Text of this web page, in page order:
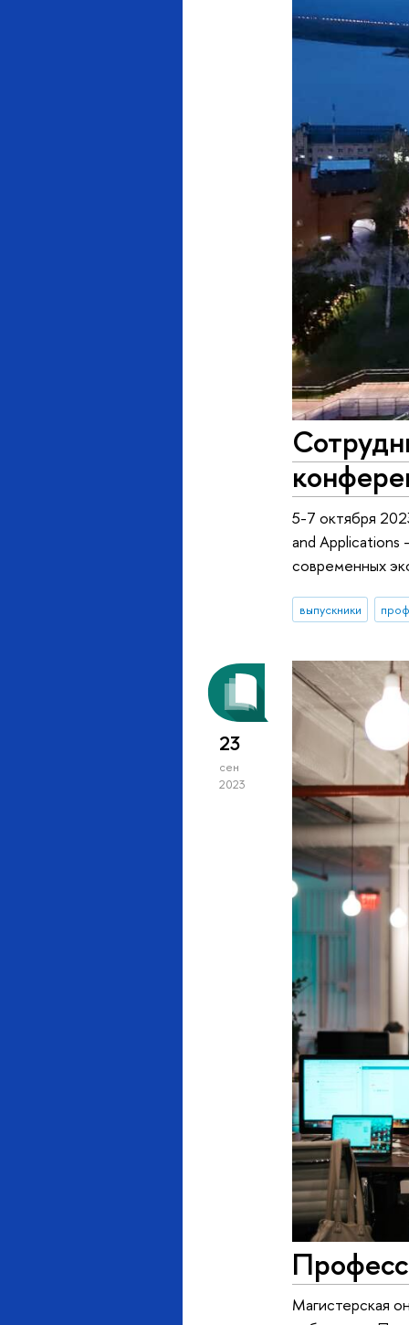
5-7 октября
and Applications
современных
выпускники
23
сен
2023
Магистерская